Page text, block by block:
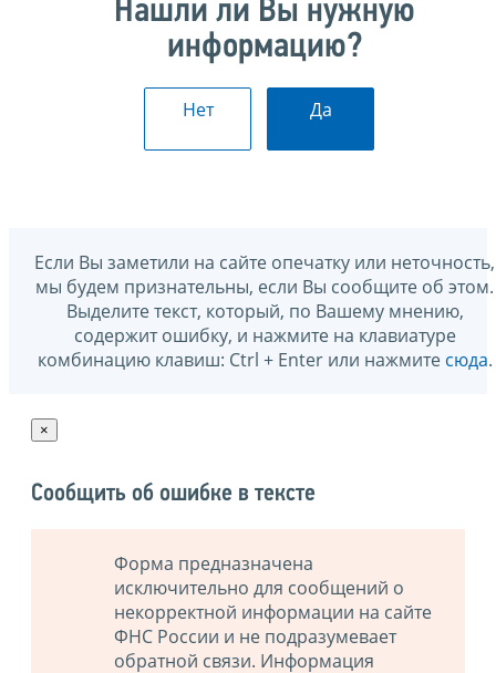
Нашли ли Вы нужную
информацию?
Нет Да
Если Вы заметили на сайте опечатку или неточность,
мы будем признательны, если Вы сообщите об этом.
Выделите текст, который, по Вашему мнению,
содержит ошибку, и нажмите на клавиатуре
комбинацию клавиш: Ctrl + Enter или нажмите сюда.
×
Сообщить об ошибке в тексте
Форма предназначена
исключительно для сообщений о
некорректной информации на сайте
ФНС России и не подразумевает
обратной связи. Информация